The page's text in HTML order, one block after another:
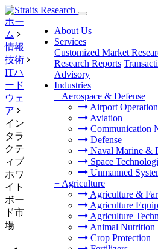
About Us
Services
Customized Market
Research Reports
Advisory
Industries
+ Aerospace & Defense
Airport
Aviation
Communication
Defense
Naval Marine &
Space
Unmanned
+ Agriculture
Agriculture &
Agriculture
Agriculture
Animal Nutrition
Crop Protection
ホー
ム
情報
技術
ITハ
ード
ウェ
ア
イン
タラ
クテ
ィブ
ホワ
イト
ボー
ド市
場